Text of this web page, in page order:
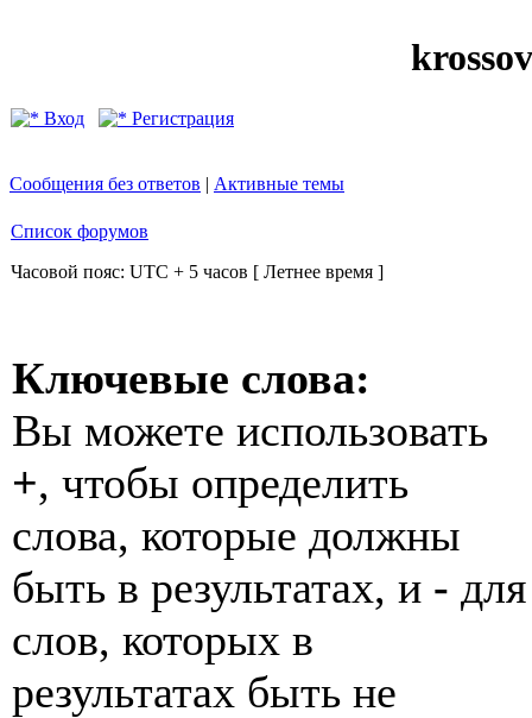
Вход Регистрация
Сообщения без ответов | Активные темы
Список форумов
Часовой пояс: UTC + 5 часов [ Летнее время ]
Ключевые слова:
Вы можете использовать
+, чтобы определить
слова, которые должны
быть в результатах, и - для
слов, которых в
результатах быть не